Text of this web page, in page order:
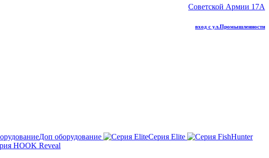
Советской Армии 17А
вход с ул.Промышленности
Доп оборудование
Серия Elite
HOOK Reveal